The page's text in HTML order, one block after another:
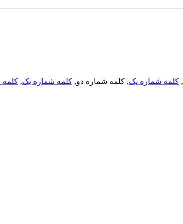
, کلمه شماره یک, کلمه شماره دو, کلمه شماره یک, کلمه